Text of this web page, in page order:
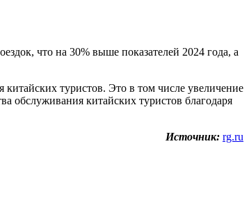
что на 30% выше показателей 2024 года, а
китайских туристов. Это в том числе увеличение
обслуживания китайских туристов благодаря
Источник: rg.ru